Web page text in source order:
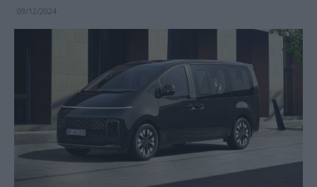
09/12/2024